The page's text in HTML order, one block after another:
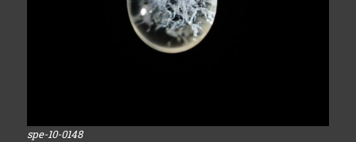
spe-10-0148